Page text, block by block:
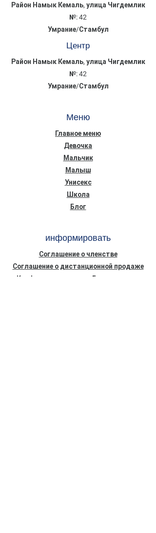
Район Намык Кемаль, улица Чигдемлик
№: 42
Умрание/Стамбул
Центр
Район Намык Кемаль, улица Чигдемлик
№: 42
Умрание/Стамбул
Меню
Главное меню
Девочка
Мальчик
Малыш
Унисекс
Школа
Блог
информировать
Соглашение о членстве
Соглашение о дистанционной продаже
Конфиденциальность Безопасность